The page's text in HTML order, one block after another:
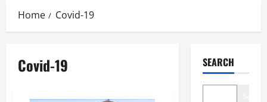
Home Covid-19
Covid-19 SEARCH